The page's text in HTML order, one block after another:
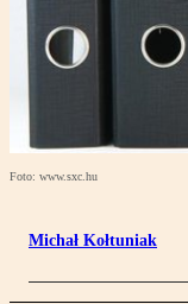
Foto: www.sxc.hu
Michał Kołtuniak